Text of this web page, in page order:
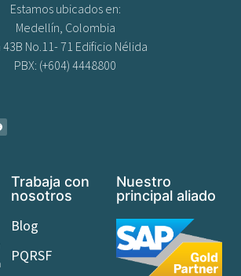
Estamos ubicados en:
Medellín, Colombia
43B No.11- 71 Edificio Nélida
PBX: (+604) 4448800
Trabaja con
nosotros
Blog
PQRSF
Nuestro
principal aliado